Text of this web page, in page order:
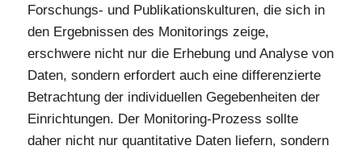
Forschungs- und Publikationskulturen, die sich in
den Ergebnissen des Monitorings zeige,
erschwere nicht nur die Erhebung und Analyse von
Daten, sondern erfordert auch eine differenzierte
Betrachtung der individuellen Gegebenheiten der
Einrichtungen. Der Monitoring-Prozess sollte
daher nicht nur quantitative Daten liefern, sondern